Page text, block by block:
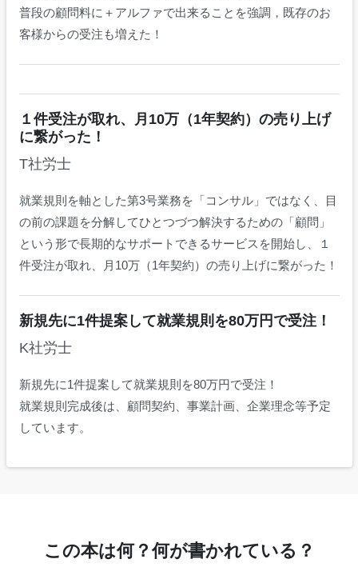
普段の顧問料に＋アルファで出来ることを強調，既存のお
客様からの受注も増えた！
１件受注が取れ、月10万（1年契約）の売り上げ
に繋がった！
T社労士
就業規則を軸とした第3号業務を「コンサル」ではなく、目
の前の課題を分解してひとつづつ解決するための「顧問」
という形で長期的なサポートできるサービスを開始し、１
件受注が取れ、月10万（1年契約）の売り上げに繋がった！
新規先に1件提案して就業規則を80万円で受注！
K社労士
新規先に1件提案して就業規則を80万円で受注！
就業規則完成後は、顧問契約、事業計画、企業理念等予定
しています。
この本は何？何が書かれている？